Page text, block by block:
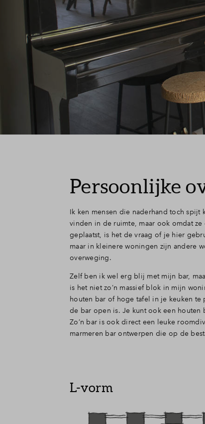
Persoonlijke
Ik ken mensen die naderhand toch spijt
vinden in de ruimte, maar ook omdat
geplaatst, is het de vraag of je hier
maar in kleinere woningen zijn andere
overweging.
Zelf ben ik wel erg blij met mijn bar,
is het niet zo’n massief blok in mijn
houten bar of hoge tafel in je keuken
de bar open is. Je kunt ook een houten
Zo’n bar is ook direct een leuke
marmeren bar ontwerpen die op de
L-vorm